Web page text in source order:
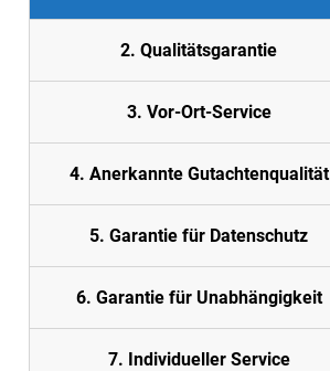
2. Qualitätsgarantie
3. Vor-Ort-Service
4. Anerkannte Gutachtenqualität
5. Garantie für Datenschutz
6. Garantie für Unabhängigkeit
7. Individueller Service